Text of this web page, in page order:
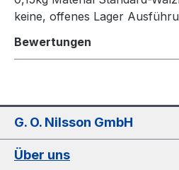
keine, offenes Lager
Bewertungen
G. O. Nilsson GmbH
Über uns